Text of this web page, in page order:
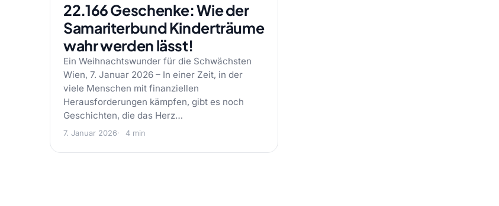
22.166 Geschenke: Wie der
Samariterbund Kinderträume
wahr werden lässt!
Ein Weihnachtswunder für die Schwächsten
Wien, 7. Januar 2026 – In einer Zeit, in der
viele Menschen mit finanziellen
Herausforderungen kämpfen, gibt es noch
Geschichten, die das Herz…
7. Januar 2026 4 min